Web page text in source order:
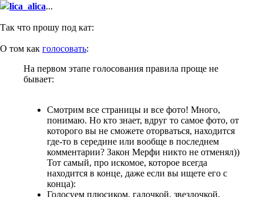
lica_alica...
Так что прошу под кат:
О том как голосовать:
На первом этапе голосования правила проще не
бывает:
Смотрим все страницы и все фото! Много,
понимаю. Но кто знает, вдруг то самое фото, от
которого вы не сможете оторваться, находится
где-то в середине или вообще в последнем
комментарии? Закон Мерфи никто не отменял))
Тот самый, про искомое, которое всегда
находится в конце, даже если вы ищете его с
конца):
Голосуем плюсиком, галочкой, звездочкой,